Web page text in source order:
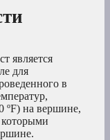
является
для
в
ºF) на вершине,